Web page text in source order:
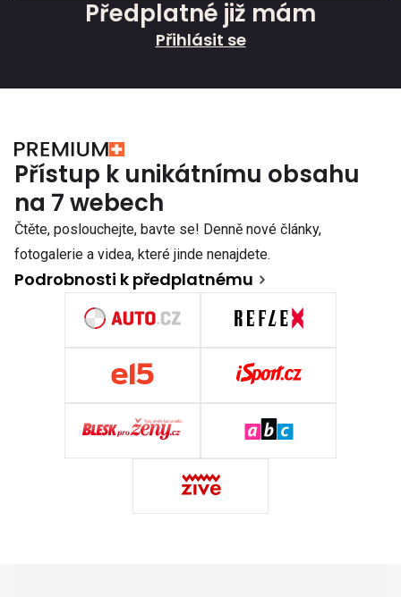
Předplatné již mám
Přihlásit se
Přístup k unikátnímu obsahu
na 7 webech
Čtěte, poslouchejte, bavte se! Denně nové články,
fotogalerie a videa, které jinde nenajdete.
Podrobnosti k předplatnému